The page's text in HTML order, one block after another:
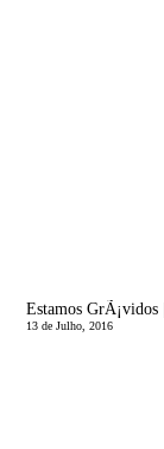
13 de Julho, 2016